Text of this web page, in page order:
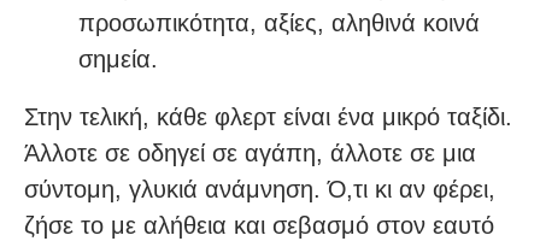
προσωπικότητα, αξίες, αληθινά κοινά
σημεία.
Στην τελική, κάθε φλερτ είναι ένα μικρό ταξίδι.
Άλλοτε σε οδηγεί σε αγάπη, άλλοτε σε μια
σύντομη, γλυκιά ανάμνηση. Ό,τι κι αν φέρει,
ζήσε το με αλήθεια και σεβασμό στον εαυτό